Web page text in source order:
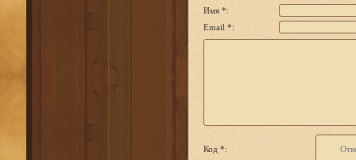
Имя *:
Email *:
Код *: